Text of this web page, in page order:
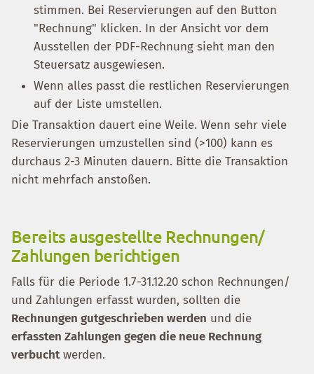
stimmen. Bei Reservierungen auf den Button
"Rechnung" klicken. In der Ansicht vor dem
Ausstellen der PDF-Rechnung sieht man den
Steuersatz ausgewiesen.
Wenn alles passt die restlichen Reservierungen
auf der Liste umstellen.
Die Transaktion dauert eine Weile. Wenn sehr viele
Reservierungen umzustellen sind (>100) kann es
durchaus 2-3 Minuten dauern. Bitte die Transaktion
nicht mehrfach anstoßen.
Bereits ausgestellte Rechnungen/
Zahlungen berichtigen
Falls für die Periode 1.7-31.12.20 schon Rechnungen/
und Zahlungen erfasst wurden, sollten die
Rechnungen gutgeschrieben werden und die
erfassten Zahlungen gegen die neue Rechnung
verbuchtwerden.